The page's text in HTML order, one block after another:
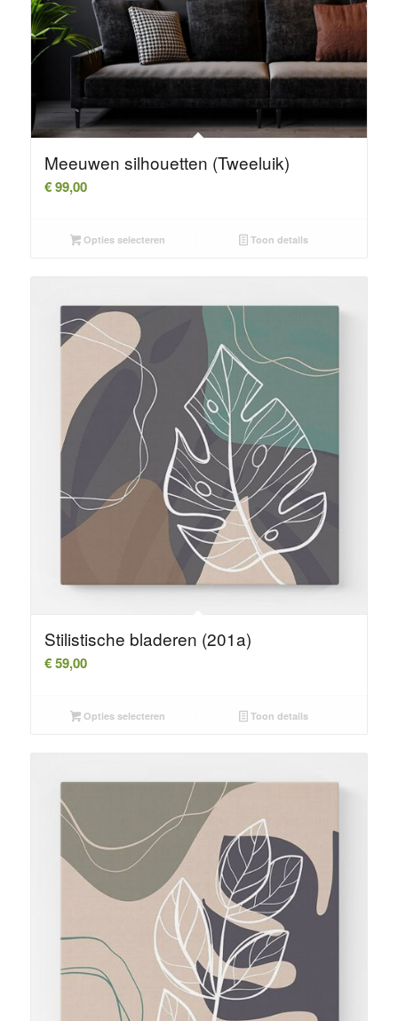
Meeuwen silhouetten (Tweeluik)
€99,00
Opties selecteren Toon details
Stilistische bladeren (201a)
€59,00
Opties selecteren Toon details